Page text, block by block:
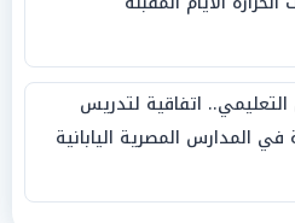
التعليمي.. اتفاقية لتدريس
في المدارس المصرية اليابانية